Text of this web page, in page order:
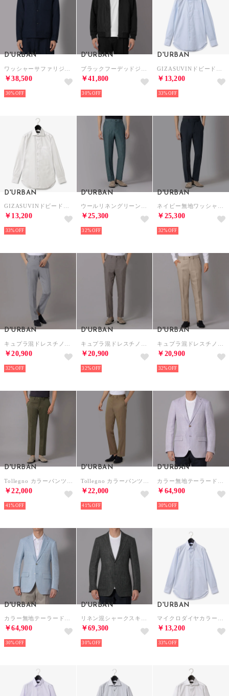
D'URBAN
￥38,500
30%
D'URBAN
￥41,800
30%
D'URBAN
￥13,200
33%
D'URBAN
￥13,200
33%
D'URBAN
￥25,300
32%
D'URBAN
￥25,300
32%
D'URBAN
￥20,900
32%
D'URBAN
￥20,900
32%
D'URBAN
￥20,900
32%
D'URBAN
￥22,000
41%
D'URBAN
￥22,000
41%
D'URBAN
￥64,900
30%
D'URBAN
￥64,900
30%
D'URBAN
￥69,300
30%
D'URBAN
￥13,200
33%